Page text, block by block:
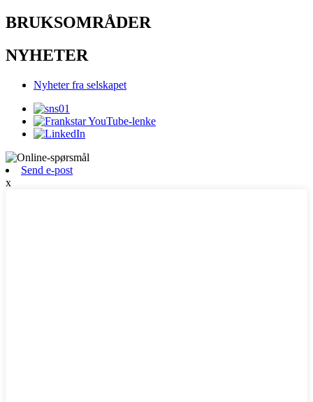
BRUKSOMRÅDER
NYHETER
Nyheter fra selskapet
Send e-post
x